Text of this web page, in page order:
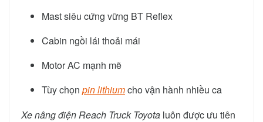
Mast siêu cứng vững BT Reflex
Cabin ngồi lái thoải mái
Motor AC mạnh mẽ
Tùy chọn pin lithiumcho vận hành nhiều ca
Xe nâng điện Reach Truck Toyota luôn được ưu tiên